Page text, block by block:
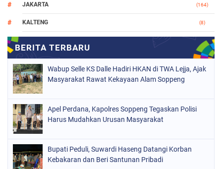
JAKARTA (164)
KALTENG (8)
(112)
NASIONAL (966)
ORGANISASI
PERISTIWA
POLITIK (226)
POLRI
SOPPENG
SULSEL
Wabup Selle KS Dalle Hadiri HKAN di TWA Lejja, Ajak
Masyarakat Rawat Kekayaan Alam Soppeng
Apel Perdana, Kapolres Soppeng Tegaskan Polisi
Harus Mudahkan Urusan Masyarakat
Bupati Peduli, Suwardi Haseng Datangi Korban
Kebakaran dan Beri Santunan Pribadi